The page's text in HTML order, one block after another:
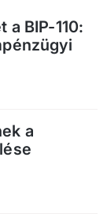
BIP-110:
a